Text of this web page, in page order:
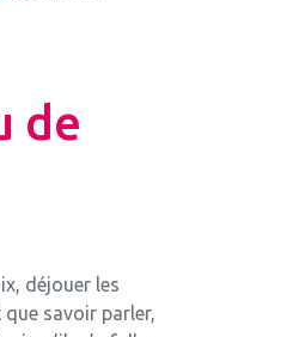
de
déjouer les
que savoir parler,